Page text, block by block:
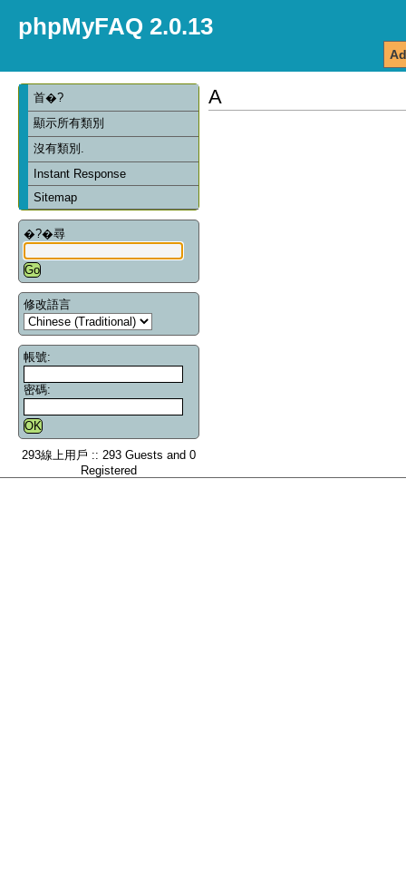
phpMyFAQ 2.0.13
首�?
顯示所有類別
沒有類別.
Instant Response
Sitemap
�?�尋
修改語言
帳號:
密碼:
293線上用戶 :: 293 Guests and 0
Registered
A